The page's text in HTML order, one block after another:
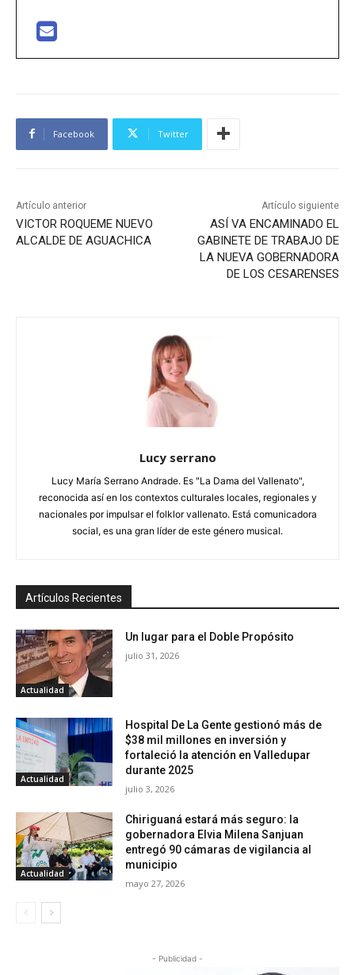
Facebook Twitter
Artículo anterior
VICTOR ROQUEME NUEVO
ALCALDE DE AGUACHICA
Artículo siguiente
ASÍ VA ENCAMINADO EL
GABINETE DE TRABAJO DE
LA NUEVA GOBERNADORA
DE LOS CESARENSES
Lucy serrano
Lucy María Serrano Andrade. Es "La Dama del Vallenato",
reconocida así en los contextos culturales locales, regionales y
nacionales por impulsar el folklor vallenato. Está comunicadora
social, es una gran líder de este género musical.
Artículos Recientes
Actualidad
Un lugar para el Doble Propósito
julio 31, 2026
Actualidad
Hospital De La Gente gestionó más de
$38 mil millones en inversión y
fortaleció la atención en Valledupar
durante 2025
julio 3, 2026
Actualidad
Chiriguaná estará más seguro: la
gobernadora Elvia Milena Sanjuan
entregó 90 cámaras de vigilancia al
municipio
mayo 27, 2026
- Publicidad -